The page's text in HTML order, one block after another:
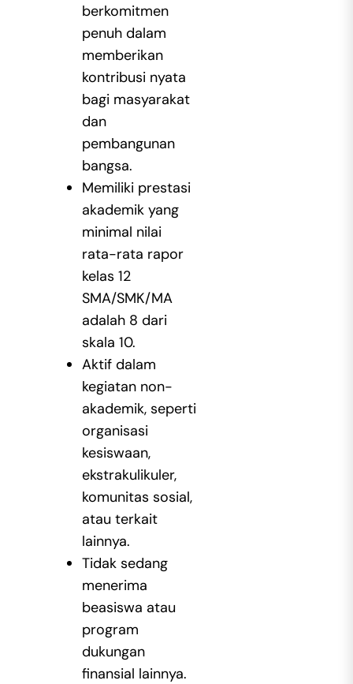
berkomitmen
penuh dalam
memberikan
kontribusi nyata
bagi masyarakat
dan
pembangunan
bangsa.
Memiliki prestasi
akademik yang
minimal nilai
rata-rata rapor
kelas 12
SMA/SMK/MA
adalah 8 dari
skala 10.
Aktif dalam
kegiatan non-
akademik, seperti
organisasi
kesiswaan,
ekstrakulikuler,
komunitas sosial,
atau terkait
lainnya.
Tidak sedang
menerima
beasiswa atau
program
dukungan
finansial lainnya.